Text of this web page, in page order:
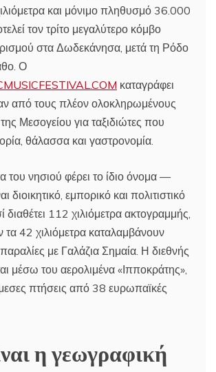
και μόνιμο πληθυσμό 36.000
τον τρίτο μεγαλύτερο κόμβο
στα Δωδεκάνησα, μετά τη Ρόδο
Ο
καταγράφει
από τους πλέον ολοκληρωμένους
Μεσογείου για ταξιδιώτες που
θάλασσα και γαστρονομία.
νησιού φέρει το ίδιο όνομα —
διοικητικό, εμπορικό και πολιτιστικό
διαθέτει 112 χιλιόμετρα ακτογραμμής,
42 χιλιόμετρα καταλαμβάνουν
με Γαλάζια Σημαία. Η διεθνής
μέσω του αερολιμένα «Ιπποκράτης»,
πτήσεις από 38 ευρωπαϊκές
η γεωγραφική